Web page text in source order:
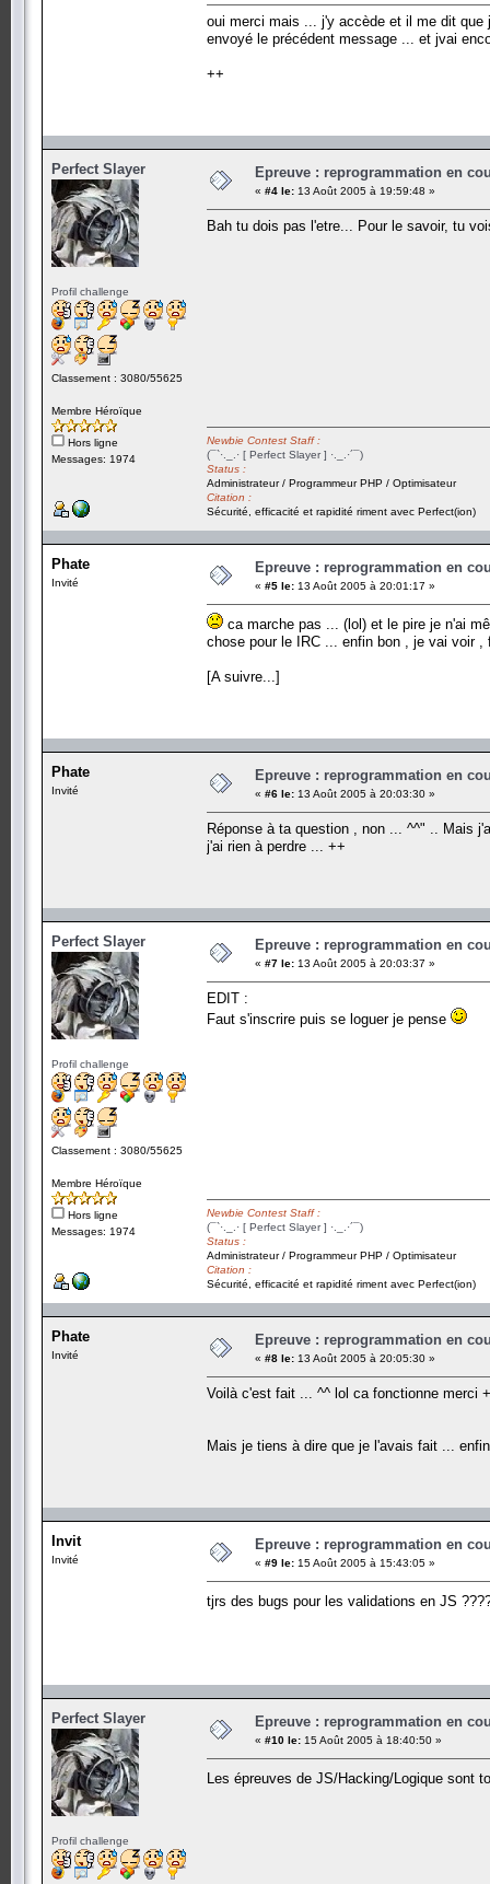
oui merci mais ... j'y accède et il me dit que
envoyé le précédent message ... et jvai
++
Perfect Slayer
Profil challenge
Classement : 3080/55625
Membre Héroïque
Hors ligne
Messages: 1974
Epreuve : reprogrammation en
« #4 le: 13 Août 2005 à 19:59:48 »
Bah tu dois pas l'etre... Pour le savoir, tu
Newbie Contest Staff :
(¯`·._.· [ Perfect Slayer ] ·._.·´¯)
Status :
Administrateur / Programmeur PHP / Optimisateur
Citation :
Sécurité, efficacité et rapidité riment avec Perfect(ion)
Phate
Invité
Epreuve : reprogrammation en
« #5 le: 13 Août 2005 à 20:01:17 »
ca marche pas ... (lol) et le pire je n'ai
chose pour le IRC ... enfin bon , je vai voir
[A suivre...]
Phate
Invité
Epreuve : reprogrammation en
« #6 le: 13 Août 2005 à 20:03:30 »
Réponse à ta question , non ... ^^" .. Mais
j'ai rien à perdre ... ++
Perfect Slayer
Profil challenge
Classement : 3080/55625
Membre Héroïque
Hors ligne
Messages: 1974
Epreuve : reprogrammation en
« #7 le: 13 Août 2005 à 20:03:37 »
EDIT :
Faut s'inscrire puis se loguer je pense
Newbie Contest Staff :
(¯`·._.· [ Perfect Slayer ] ·._.·´¯)
Status :
Administrateur / Programmeur PHP / Optimisateur
Citation :
Sécurité, efficacité et rapidité riment avec Perfect(ion)
Phate
Invité
Epreuve : reprogrammation en
« #8 le: 13 Août 2005 à 20:05:30 »
Voilà c'est fait ... ^^ lol ca fonctionne merci
Mais je tiens à dire que je l'avais fait ...
Invit
Invité
Epreuve : reprogrammation en
« #9 le: 15 Août 2005 à 15:43:05 »
tjrs des bugs pour les validations en JS
Perfect Slayer
Profil challenge
Epreuve : reprogrammation en
« #10 le: 15 Août 2005 à 18:40:50 »
Les épreuves de JS/Hacking/Logique sont